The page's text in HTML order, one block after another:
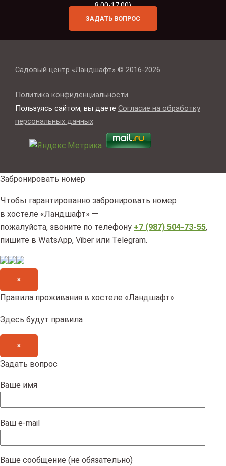
8:00-17:00)
ЗАДАТЬ ВОПРОС
Садовый центр «Ландшафт» © 2016-2026
Политика конфиденциальности
Пользуясь сайтом, вы даете Согласие на обработку
персональных данных
Забронировать номер
Чтобы гарантированно забронировать номер
в хостеле «Ландшафт» —
пожалуйста, звоните по телефону +7 (987) 504-73-55,
пишите в WatsApp, Viber или Telegram.
×
Правила проживания в хостеле «Ландшафт»
Здесь будут правила
×
Задать вопрос
Ваше имя
Ваш e-mail
Ваше сообщение (не обязательно)